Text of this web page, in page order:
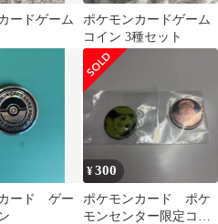
ードゲーム
ポケモンカードゲーム
コイン 3種セット
ード ゲー
¥300
ポケモンカード ポケ
モンセンター限定コイ